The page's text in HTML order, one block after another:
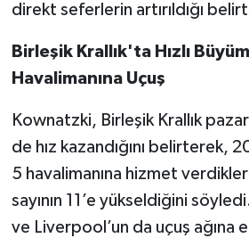
direkt seferlerin artırıldığı
Birleşik Krallık'ta Hızlı
Havalimanına Uçuş
Kownatzki, Birleşik Krallık
de hız kazandığını belirterek,
5 havalimanına hizmet
sayının 11’e yükseldiğini
ve Liverpool’un da uçuş ağına